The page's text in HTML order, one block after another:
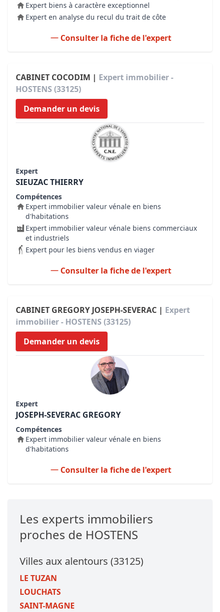
Expert biens à caractère exceptionnel
Expert en analyse du recul du trait de côte
Consulter la fiche de l'expert
CABINET COCODIM | Expert immobilier -
HOSTENS (33125)
Demander un devis
Expert
SIEUZAC THIERRY
Compétences
Expert immobilier valeur vénale en biens
d'habitations
Expert immobilier valeur vénale biens commerciaux
et industriels
Expert pour les biens vendus en viager
Consulter la fiche de l'expert
CABINET GREGORY JOSEPH-SEVERAC | Expert
immobilier - HOSTENS (33125)
Demander un devis
Expert
JOSEPH-SEVERAC GREGORY
Compétences
Expert immobilier valeur vénale en biens
d'habitations
Consulter la fiche de l'expert
Les experts immobiliers
proches de HOSTENS
Villes aux alentours (33125)
LE TUZAN
LOUCHATS
SAINT-MAGNE